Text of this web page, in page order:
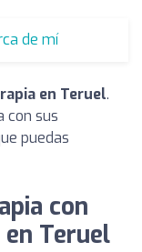
de mí
en Teruel.
con sus
puedas
con
Teruel